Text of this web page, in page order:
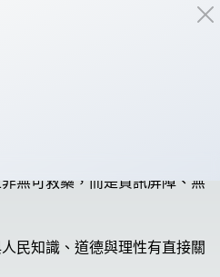
無可救藥，而是資訊屏障、無
民知識、道德與理性有直接關